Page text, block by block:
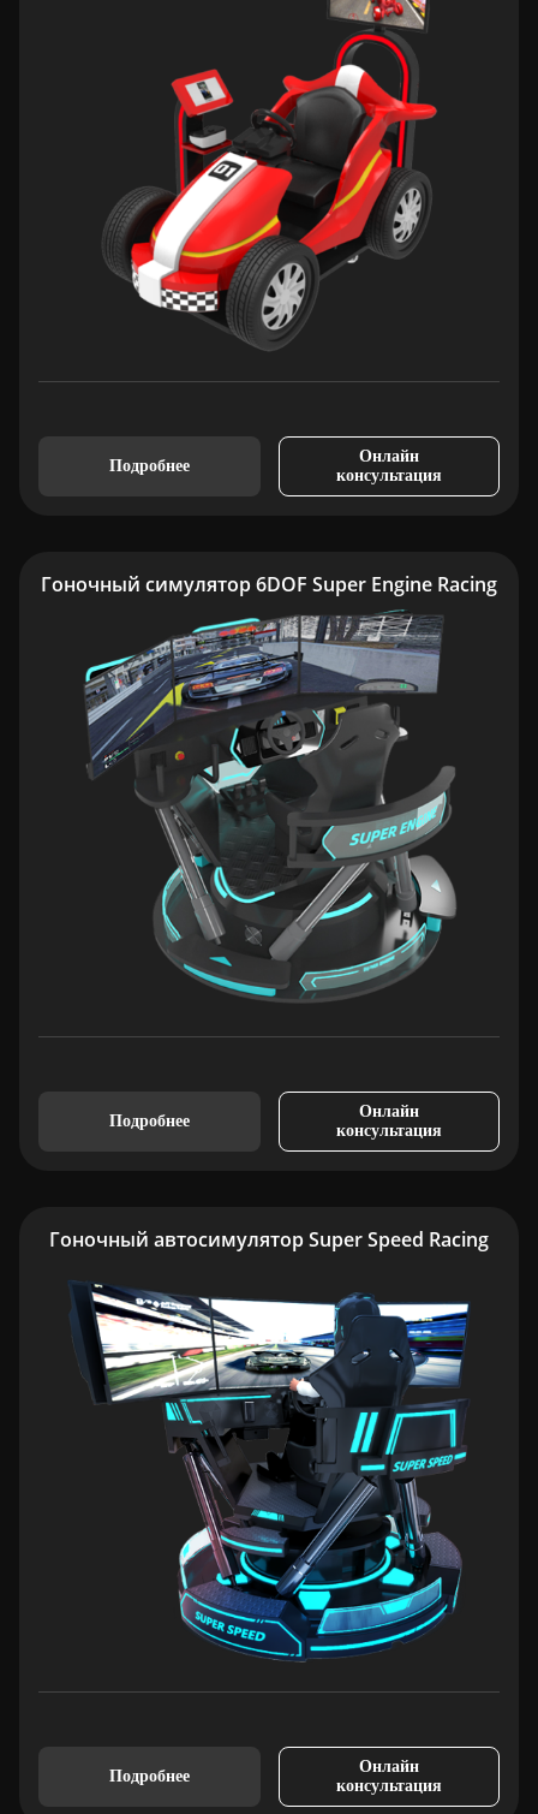
Подробнее
Онлайн
консультация
Гоночный симулятор 6DOF Super Engine Racing
Подробнее
Онлайн
консультация
Гоночный автосимулятор Super Speed Racing
Подробнее
Онлайн
консультация